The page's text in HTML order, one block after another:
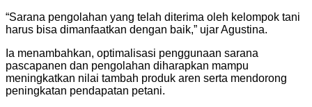
“Sarana pengolahan yang telah diterima oleh kelompok tani
harus bisa dimanfaatkan dengan baik,” ujar Agustina.
Ia menambahkan, optimalisasi penggunaan sarana
pascapanen dan pengolahan diharapkan mampu
meningkatkan nilai tambah produk aren serta mendorong
peningkatan pendapatan petani.